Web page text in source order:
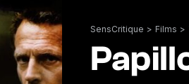
SensCritique > Films >